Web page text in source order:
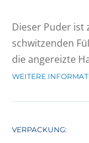
Dieser Puder
schwitzenden
die angereizte
WEITERE
VERPACKUNG: